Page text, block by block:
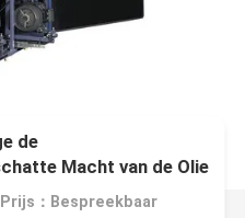
de
Macht van de Olie
Prijs：Bespreekbaar